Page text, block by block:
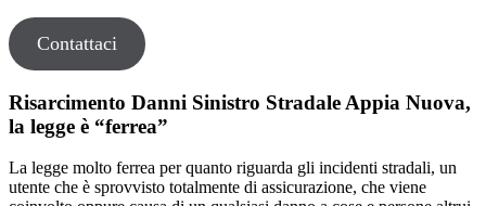
Contattaci
Risarcimento Danni Sinistro Stradale Appia Nuova,
la legge è “ferrea”
La legge molto ferrea per quanto riguarda gli incidenti stradali, un
utente che è sprovvisto totalmente di assicurazione, che viene